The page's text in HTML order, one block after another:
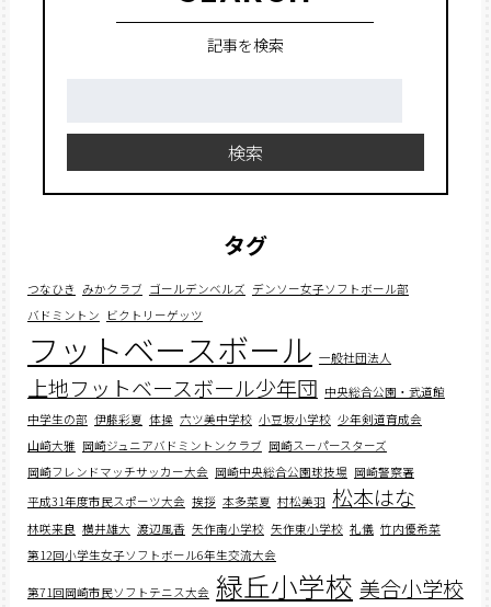
記事を検索
検索
タグ
つなひき みかクラブ ゴールデンベルズ デンソー女子ソフトボール部
バドミントン ビクトリーゲッツ
フットベースボール 一般社団法人
上地フットベースボール少年団 中央総合公園・武道館
中学生の部 伊藤彩夏 体操 六ツ美中学校 小豆坂小学校 少年剣道育成会
山﨑大雅 岡崎ジュニアバドミントンクラブ 岡崎スーパースターズ
岡崎フレンドマッチサッカー大会 岡崎中央総合公園球技場 岡崎警察署
平成31年度市民スポーツ大会 挨拶 本多菜夏 村松美羽 松本はな
林咲来良 横井雄大 渡辺風香 矢作南小学校 矢作東小学校 礼儀 竹内優希菜
第12回小学生女子ソフトボール6年生交流大会
第71回岡崎市民ソフトテニス大会 緑丘小学校 美合小学校